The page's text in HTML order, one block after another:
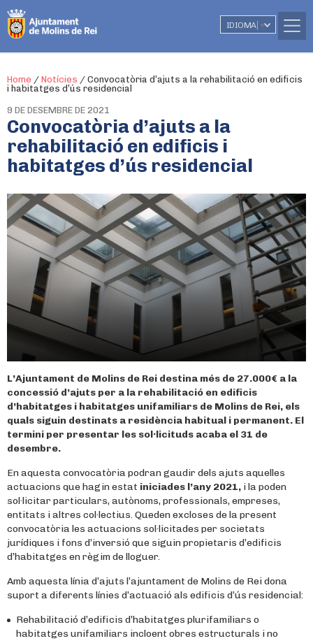
IDIOMA ▼
Home / Notícies / Convocatòria d’ajuts a la rehabilitació en edificis
i habitatges d’ús residencial
9 DE DESEMBRE DE 2021
Convocatòria d’ajuts a la
rehabilitació en edificis i
habitatges d’ús residencial
L’Ajuntament de Molins de Rei destina més de 27.000€ a la
concessió d’ajuts per a la rehabilitació en edificis
d’habitatges i habitatges unifamiliars de Molins de Rei, els
quals siguin destinats a residència habitual i permanent. El
termini per presentar les sol·licituds acaba el 31 de
desembre.
En aquesta convocatòria podran gaudir dels ajuts aquelles
actuacions que hagin estat iniciades l’any 2021, i la poden
sol·licitar particulars, autònoms, professionals, empreses,
entitats i altres col·lectius. Queden excloses de la present
convocatòria les actuacions sol·licitades per societats
jurídiques i fons d’inversió que siguin propietaris d’edificis
d’habitatges en règim de lloguer.
Amb aquesta línia d’ajuts l’ajuntament de Molins de Rei dona
suport a diferents línies d’actuació als edificis d’ús residencial:
Rehabilitació d’edificis d’habitatges plurifamiliars o
habitatges unifamiliars incloent obres estructurals i no